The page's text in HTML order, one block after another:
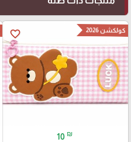
favorite_border كولكشن 2026
10 ₪